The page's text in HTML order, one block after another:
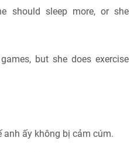
should sleep more, or she
but she does exercise
anh ấy không bị cảm cúm.